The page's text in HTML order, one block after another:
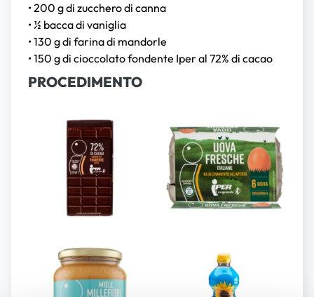
• 200 g di zucchero di canna
• ½ bacca di vaniglia
• 130 g di farina di mandorle
• 150 g di cioccolato fondente Iper al 72% di cacao
PROCEDIMENTO